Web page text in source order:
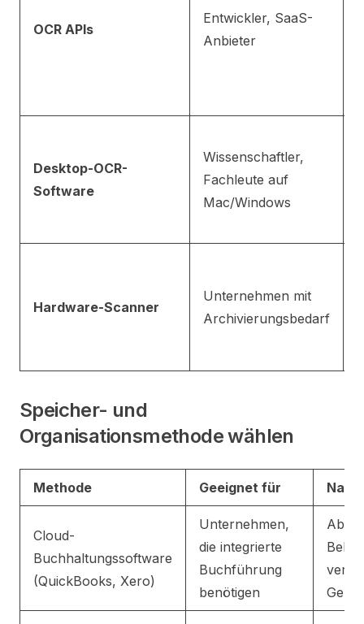
OCR APIs
Entwickler, SaaS-
Anbieter
Desktop-OCR-
Software
Wissenschaftler,
Fachleute auf
Mac/Windows
Hardware-Scanner
Unternehmen mit
Archivierungsbedarf
Speicher- und
Organisationsmethode wählen
Methode Geeignet für
Cloud-
Buchhaltungssoftware
(QuickBooks, Xero)
Unternehmen,
die integrierte
Buchführung
benötigen
Gerät